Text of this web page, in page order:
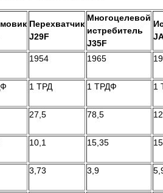
Перехватчик
J29F
Многоцелевой
истребитель
J35F
1954 1965
1 ТРД 1 ТРДФ 1
27,5 78,5
10,1 15,35
3,73 3,9